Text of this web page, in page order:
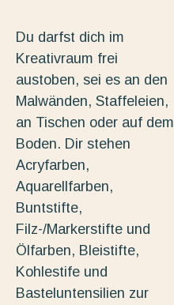
Du darfst dich im
Kreativraum frei
austoben, sei es an den
Malwänden, Staffeleien,
an Tischen oder auf dem
Boden. Dir stehen
Acryfarben,
Aquarellfarben,
Buntstifte,
Filz-/Markerstifte und
Ölfarben, Bleistifte,
Kohlestife und
Basteluntensilien zur